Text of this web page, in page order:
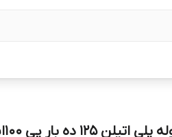
اتیلن 125 ده بار پی 100استاندارد شاخه ای